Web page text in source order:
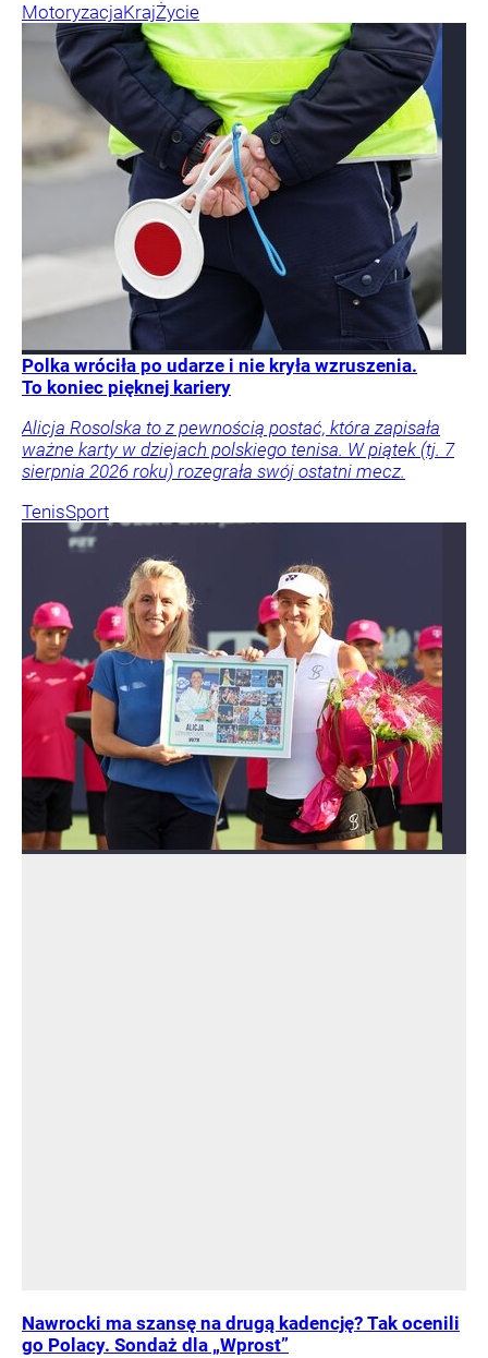
MotoryzacjaKrajŻycie
Polka wróciła po udarze i nie kryła wzruszenia.
To koniec pięknej kariery
Alicja Rosolska to z pewnością postać, która zapisała
ważne karty w dziejach polskiego tenisa. W piątek (tj. 7
sierpnia 2026 roku) rozegrała swój ostatni mecz.
TenisSport
Nawrocki ma szansę na drugą kadencję? Tak ocenili
go Polacy. Sondaż dla „Wprost”